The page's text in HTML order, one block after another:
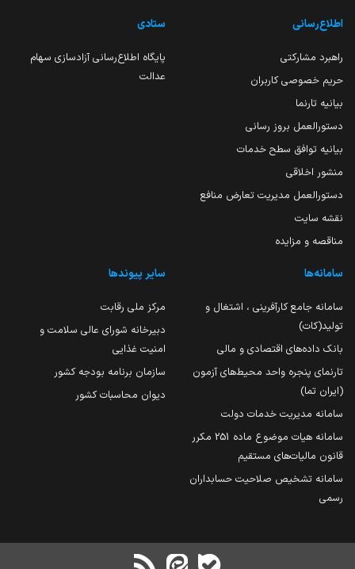
اطلاع‌رسانی
راهبرد مشارکتی
حریم خصوصی کاربران
بیانیه تارنما
دستورالعمل بروز رسانی
بیانیه توافق سطح خدمات
منشور اخلاقی
دستورالعمل مدیریت تعارض منافع
نقشه سایت
مناقصه و مزایده
ستادی
پایگاه اطلاع‌رسانی آزادسازی سهام
عدالت
سامانه‌ها
سامانه جامع کارآفرینی ، اشتغال و
تولید(کات)
بانک داده‌های اقتصادی و مالی
تارنمای پنجره واحد محیط‌های آزمون
(ایران تما)
سامانه مدیریت خدمات دولت
سامانه هیات موضوع ماده 251 مکرر
قانون مالیات‌های مستقیم
سامانه تشخیص صلاحیت حسابداران
رسمی
سایر پیوندها
مرکز ملی رقابت
دبیرخانه شورای عالی سلامت و
امنیت غذایی
سازمان برنامه بودجه کشور
دیوان محاسبات کشور